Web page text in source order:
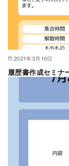
2021年3月10日
履歴書作成セミナ